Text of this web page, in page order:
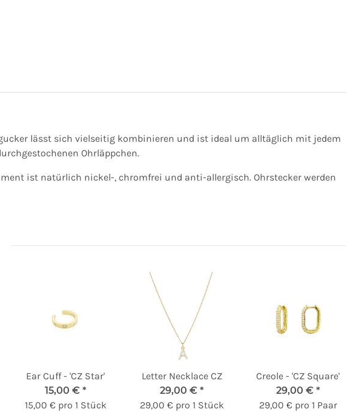
lässt sich vielseitig kombinieren und ist ideal um alltäglich mit jedem
Ohrläppchen.
ist natürlich nickel-, chromfrei und anti-allergisch. Ohrstecker werden
Ear Cuff - 'CZ Star'
15,00 € *
15,00 € pro 1 Stück
Letter Necklace CZ
29,00 € *
29,00 € pro 1 Stück
Creole - 'CZ Square'
29,00 € *
29,00 € pro 1 Paar